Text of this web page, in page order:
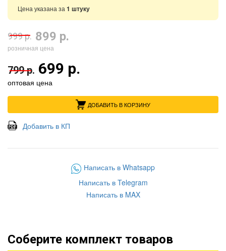
Цена указана за 1 штуку
999 р. 899 р.
розничная цена
799 р. 699 р.
оптовая цена
ДОБАВИТЬ В КОРЗИНУ
Добавить в КП
Написать в Whatsapp
Написать в Telegram
Написать в MAX
Соберите комплект товаров